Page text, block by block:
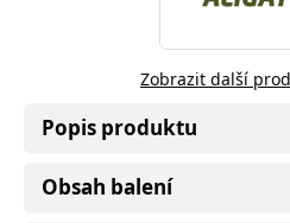
Zobrazit další
Popis produktu
Obsah balení